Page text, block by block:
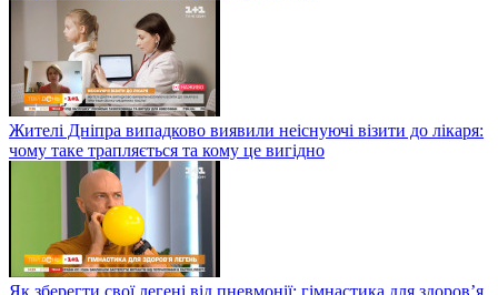
Жителі Дніпра випадково виявили неіснуючі візити до лікаря:
чому таке трапляється та кому це вигідно
Як зберегти свої легені від пневмонії: гімнастика для здоров’я